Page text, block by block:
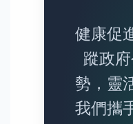
健康促
蹤政
勢，靈
我們攜